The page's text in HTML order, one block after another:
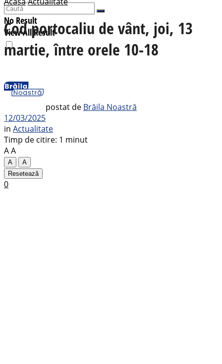
No Result
View All Result
Cod portocaliu de vânt, joi, 13
martie, între orele 10-18
postat de Brăila Noastră
12/03/2025
in Actualitate
Timp de citire: 1 minut
AA
A
A
Resetează
0